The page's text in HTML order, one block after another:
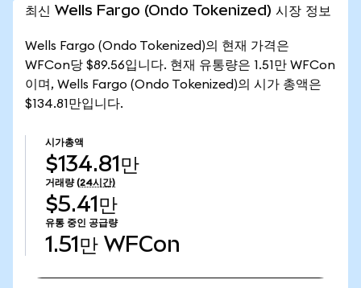
최신 Wells Fargo (Ondo Tokenized) 시장 정보
Wells Fargo (Ondo Tokenized)의 현재 가격은
WFCon당 $89.56입니다. 현재 유통량은 1.51만 WFCon
이며, Wells Fargo (Ondo Tokenized)의 시가 총액은
$134.81만입니다.
시가총액
$134.81만
거래량 (24시간)
$5.41만
유통 중인 공급량
1.51만 WFCon